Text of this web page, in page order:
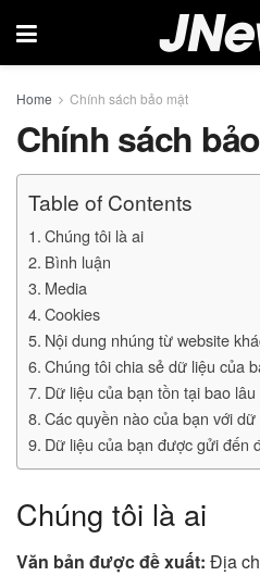
Home Chính sách bảo mật
Chính sách
Table of Contents
Chúng tôi là ai
Bình luận
Media
Cookies
Nội dung nhúng từ website
Chúng tôi chia sẻ dữ liệu của
Dữ liệu của bạn tồn tại bao lâu
Các quyền nào của bạn với
Dữ liệu của bạn được gửi đến
Chúng tôi là ai
Văn bản được đề xuất: Địa